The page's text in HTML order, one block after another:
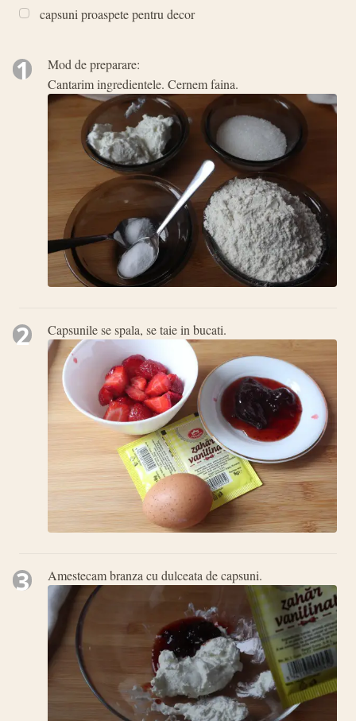
capsuni proaspete pentru decor
1
Mod de preparare:
Cantarim ingredientele. Cernem faina.
2 Capsunile se spala, se taie in bucati.
3 Amestecam branza cu dulceata de capsuni.